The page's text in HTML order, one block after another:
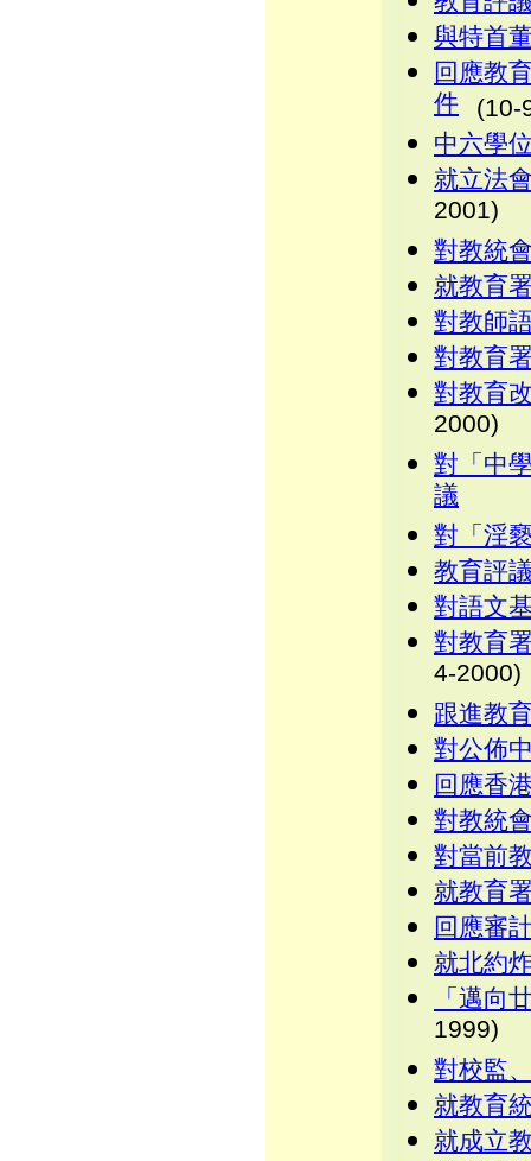
與特首
回應教
件 (10-
中六學
就立法
2001)
對教統
就教育
對教師
對教育
對教育
2000)
對「中
議
對「淫
教育評
對語文
對教育
4-2000)
跟進教
對公佈
回應香
對教統
對當前
就教育
回應審
就北約
「邁向
1999)
對校監
就教育
就成立